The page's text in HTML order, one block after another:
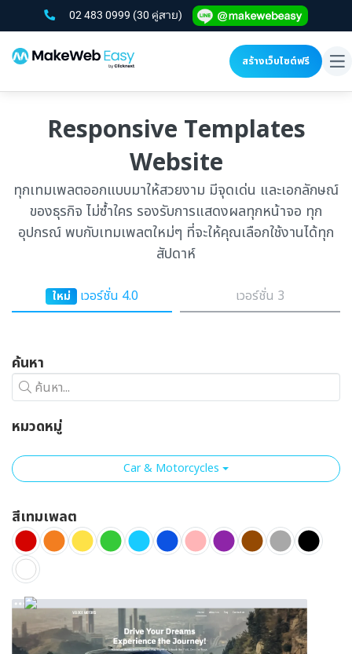
02 483 0999 (30 คู่สาย)
สร้างเว็บไซต์ฟรี
Responsive Templates
Website
ทุกเทมเพลตออกแบบมาให้สวยงาม มีจุดเด่น และเอกลักษณ์
ของธุรกิจ ไม่ซ้ำใคร รองรับการแสดงผลทุกหน้าจอ ทุก
อุปกรณ์ พบกับเทมเพลตใหม่ๆ ที่จะให้คุณเลือกใช้งานได้ทุก
สัปดาห์
ใหม่ เวอร์ชั่น 4.0 เวอร์ชั่น 3
ค้นหา
ค้นหา...
หมวดหมู่
Car & Motorcycles
สีเทมเพลต